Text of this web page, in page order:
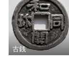
古銭